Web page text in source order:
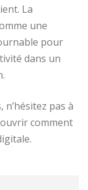
La
une
pour
dans un
pas à
comment